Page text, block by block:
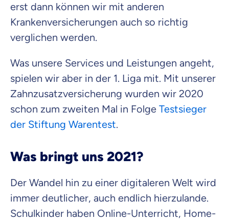
erst dann können wir mit anderen
Krankenversicherungen auch so richtig
verglichen werden.
Was unsere Services und Leistungen angeht,
spielen wir aber in der 1. Liga mit. Mit unserer
Zahnzusatzversicherung wurden wir 2020
schon zum zweiten Mal in Folge Testsieger
der Stiftung Warentest.
Was bringt uns 2021?
Der Wandel hin zu einer digitaleren Welt wird
immer deutlicher, auch endlich hierzulande.
Schulkinder haben Online-Unterricht, Home-